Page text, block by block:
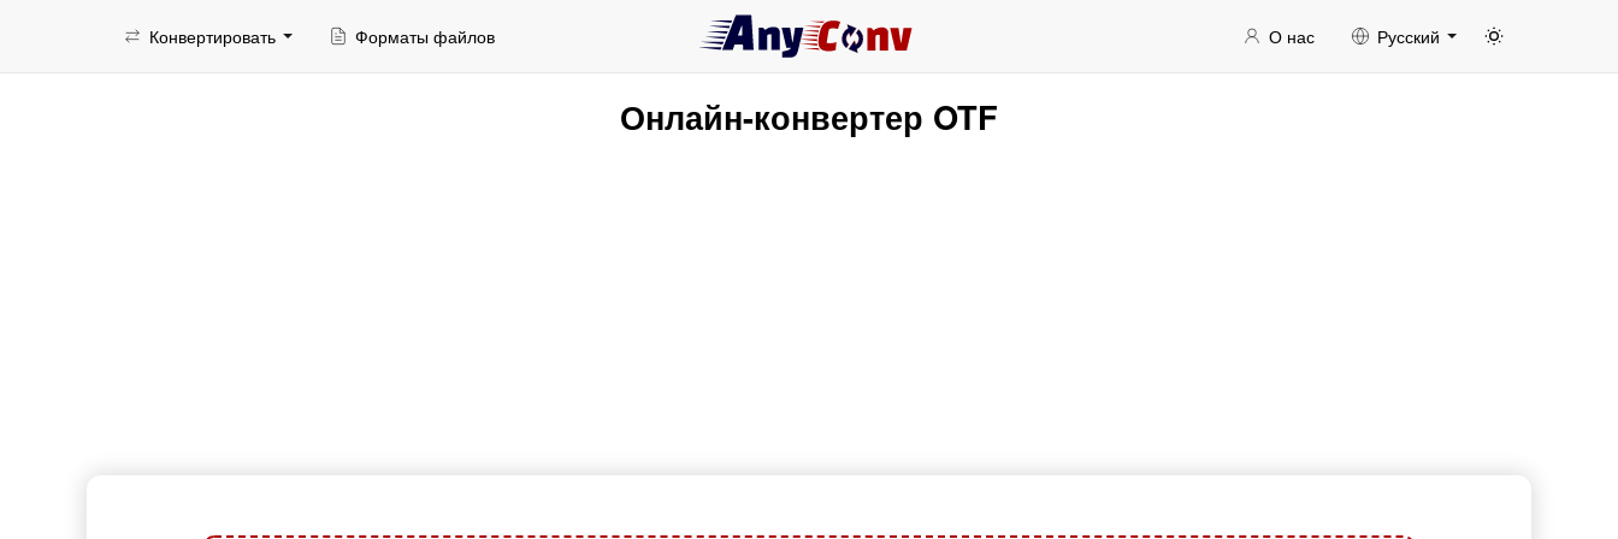
Конвертировать Форматы файлов О нас Русский
Онлайн-конвертер OTF